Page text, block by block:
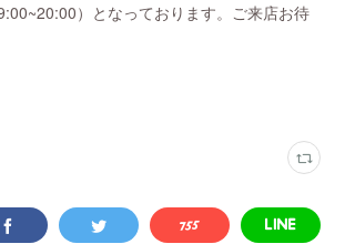
）となっております。ご来店お待